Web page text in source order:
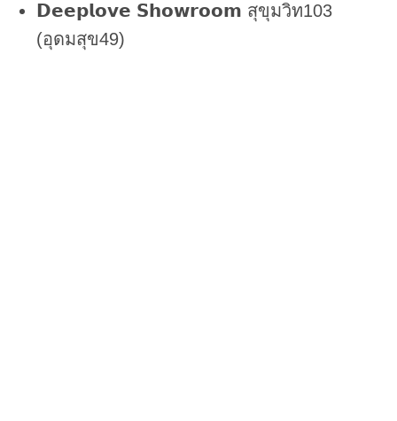
𝗗𝗲𝗲𝗽𝗹𝗼𝘃𝗲 𝗦𝗵𝗼𝘄𝗿𝗼𝗼𝗺 สุขุมวิท103
(อุดมสุข49)